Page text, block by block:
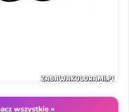
wszystkie »